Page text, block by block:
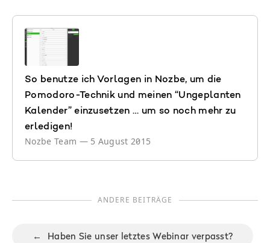
So benutze ich Vorlagen in Nozbe, um die
Pomodoro-Technik und meinen “Ungeplanten
Kalender” einzusetzen … um so noch mehr zu
erledigen!
Nozbe Team — 5 August 2015
ANDERE BEITRÄGE
← Haben Sie unser letztes Webinar verpasst?